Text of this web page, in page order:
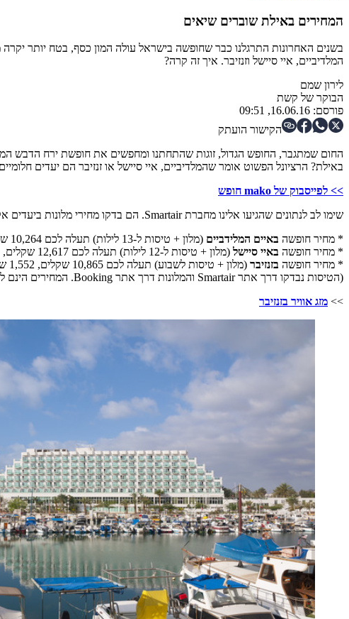
המחירים באילת שוברים שיאים
בשנים האחרונות התרגלנו כבר שחופשה בישראל עולה המון כסף, בטח יותר
המלדיביים, איי סיישל וזנזיבר. איך זה קרה?
לירון שמם
הבוקר של קשת
פורסם: 16.06.16, 09:51
הקישור הועתק
החום שמתגבר, החופש הגדול, זוגות שהתחתנו ומחפשים את חופשת ירח הדבש
באילת? הרציונל הפשוט אומר שהמלדיביים, איי סיישל או זנזיבר הם יעדים
>> לפייסבוק של mako חופש
שימו לב לנתונים שהגיעו אלינו מחברת Smartair. הם בדקו מחירי מלונות ביעדים אקזוטיים, הנמצאים בקו ראשון למים, כאלו שזכו לדירוג גבוה מאוד באתר Booking.com. ואלו הנתונים:
* מחיר חופשה באיים המלידביים (מלון + טיסות ל-13 לילות) תעלה לכם 10,264 שקלים, 790 שקלים ללילה בממוצע.
* מחיר חופשה באיי סיישל (מלון + טיסות ל-12 לילות) תעלה לכם 12,617 שקלים, 901 שקלים ללילה בממוצע.
* מחיר חופשה בזנזיבר (מלון + טיסות לשבוע) תעלה לכם 10,865 שקלים, 1,552 שקלים ללילה בממוצע.
(הטיסות נבדקו דרך אתר Smartair והמלונות דרך אתר Booking. המחירים הינם לזוג).
>> מזג אוויר בזנזיבר